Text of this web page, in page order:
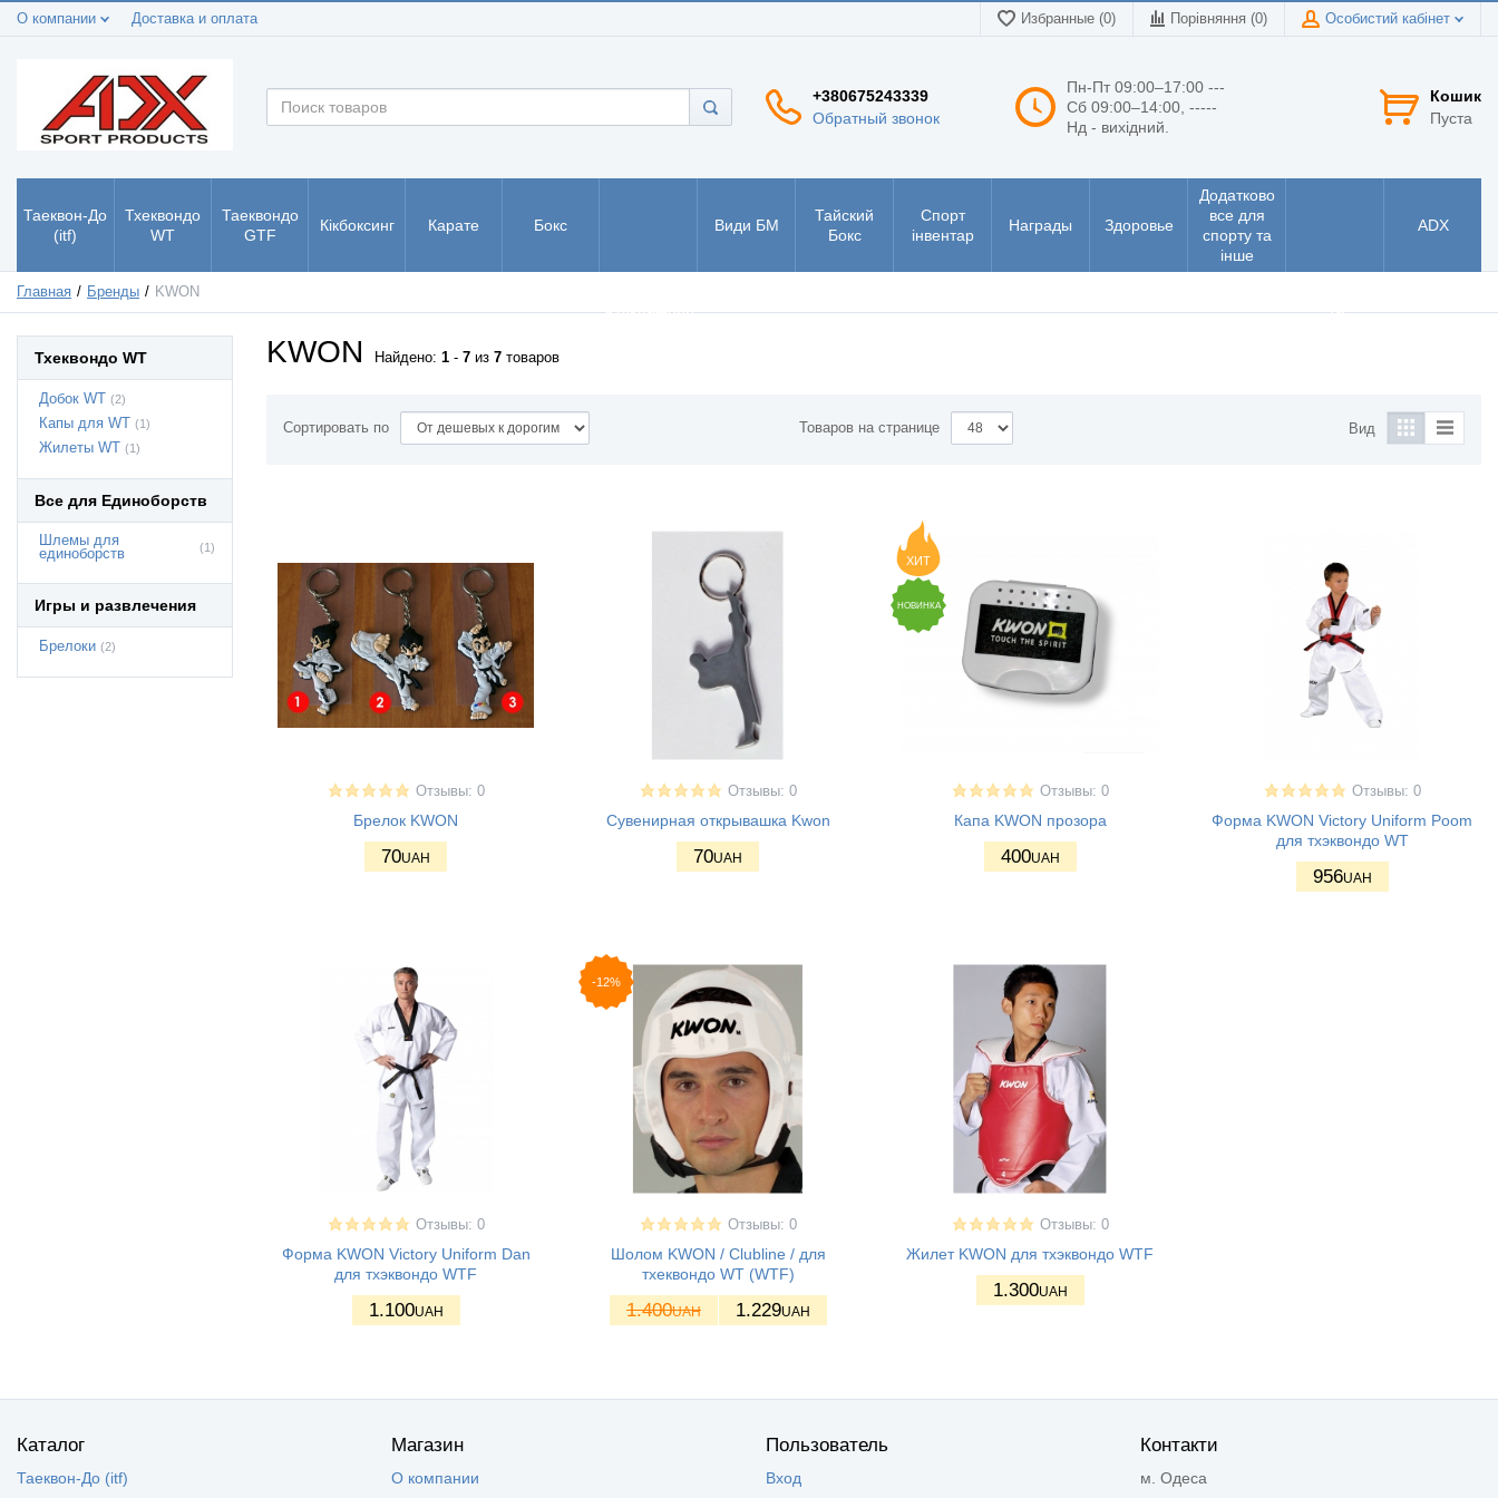
О компании Доставка и оплата Избранные (0) Порівняння (0) Особистий кабінет
+380675243339
Обратный звонок
Пн-Пт 09:00–17:00 ---
Сб 09:00–14:00, -----
Нд - вихідний.
Кошик
Пуста
Таеквон-До
(itf)
Тхеквондо
WT
Таеквондо
GTF
Кікбоксинг Карате Бокс Види БМ
Тайский
Бокс
Спорт
інвентар
Награды Здоровье
Додатково
все для
спорту та
інше
ADX
Главная Бренды KWON
Тхеквондо WT
Добок WT (2)
Капы для WT (1)
Жилеты WT (1)
Все для Единоборств
Шлемы для
единоборств
(1)
Игры и развлечения
Брелоки (2)
KWON Найдено: 1 - 7 из 7 товаров
Сортировать по Товаров на странице Вид
Отзывы: 0
Брелок KWON
70UAH
Отзывы: 0
Сувенирная открывашка Kwon
70UAH
ХИТ
НОВИНКА
Отзывы: 0
Капа KWON прозора
400UAH
Отзывы: 0
Форма KWON Victory Uniform Poom
для тхэквондо WT
956UAH
Отзывы: 0
Форма KWON Victory Uniform Dan
для тхэквондо WTF
1.100UAH
-12%
Отзывы: 0
Шолом KWON / Clubline / для
тхеквондо WT (WTF)
1.400UAH 1.229UAH
Отзывы: 0
Жилет KWON для тхэквондо WTF
1.300UAH
Каталог
Таеквон-До (itf)
Магазин
О компании
Пользователь
Вход
Контакти
м. Одеса